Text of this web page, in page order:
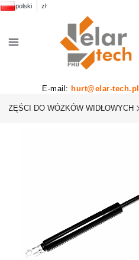
polski zł
E-mail: hurt@elar-tech.pl
CZĘŚCI DO WÓZKÓW WIDŁOWYCH